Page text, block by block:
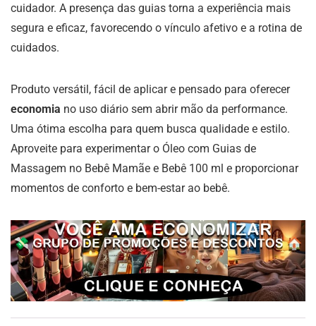
cuidador. A presença das guias torna a experiência mais
segura e eficaz, favorecendo o vínculo afetivo e a rotina de
cuidados.
Produto versátil, fácil de aplicar e pensado para oferecer
economia no uso diário sem abrir mão da performance.
Uma ótima escolha para quem busca qualidade e estilo.
Aproveite para experimentar o Óleo com Guias de
Massagem no Bebê Mamãe e Bebê 100 ml e proporcionar
momentos de conforto e bem-estar ao bebê.